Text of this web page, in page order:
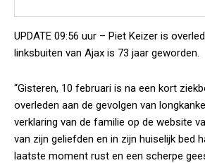
UPDATE 09:56 uur – Piet Keizer is
linksbuiten van Ajax is 73 jaar geworden.
“Gisteren, 10 februari is na een kort
overleden aan de gevolgen van
verklaring van de familie op de website
van zijn geliefden en in zijn huiselijk bed
laatste moment rust en een scherpe